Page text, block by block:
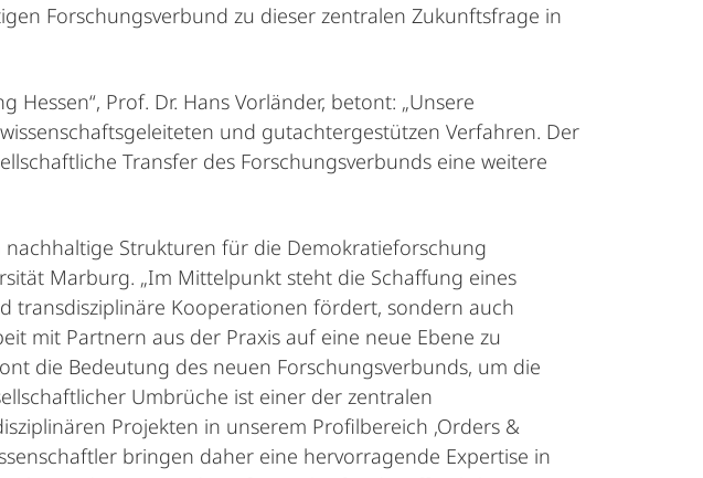
Forschungsverbund zu dieser zentralen Zukunftsfrage in
Prof. Dr. Hans Vorländer, betont: „Unsere
und gutachtergestützen Verfahren. Der
Transfer des Forschungsverbunds eine weitere
nachhaltige Strukturen für die Demokratieforschung
Marburg. „Im Mittelpunkt steht die Schaffung eines
transdisziplinäre Kooperationen fördert, sondern auch
mit Partnern aus der Praxis auf eine neue Ebene zu
die Bedeutung des neuen Forschungsverbunds, um die
Umbrüche ist einer der zentralen
Projekten in unserem Profilbereich ‚Orders &
bringen daher eine hervorragende Expertise in